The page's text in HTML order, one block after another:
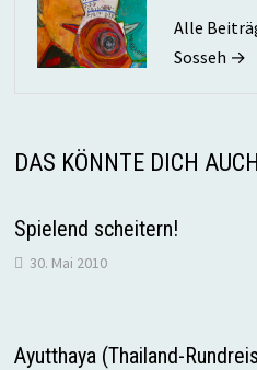
Alle
Sosseh →
DAS KÖNNTE DICH
Spielend scheitern!
30. Mai 2010
Ayutthaya (Thailand-